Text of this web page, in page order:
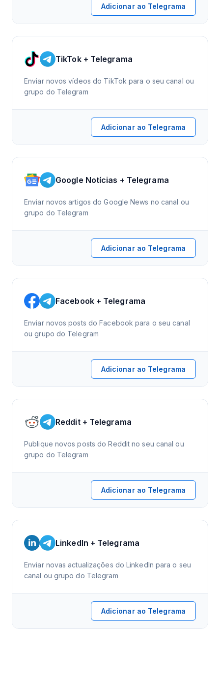
Adicionar ao Telegrama
TikTok + Telegrama
Enviar novos vídeos do TikTok para o seu canal ou
grupo do Telegram
Adicionar ao Telegrama
Google Notícias + Telegrama
Enviar novos artigos do Google News no canal ou
grupo do Telegram
Adicionar ao Telegrama
Facebook + Telegrama
Enviar novos posts do Facebook para o seu canal
ou grupo do Telegram
Adicionar ao Telegrama
Reddit + Telegrama
Publique novos posts do Reddit no seu canal ou
grupo do Telegram
Adicionar ao Telegrama
LinkedIn + Telegrama
Enviar novas actualizações do LinkedIn para o seu
canal ou grupo do Telegram
Adicionar ao Telegrama